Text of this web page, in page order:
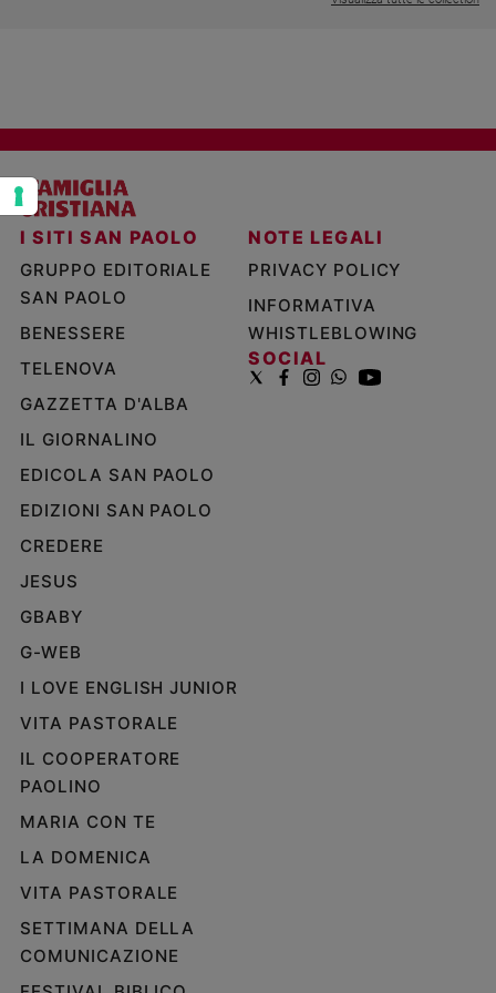
Pubblicità
Redazione
Social
I SITI SAN PAOLO
GRUPPO EDITORIALE
SAN PAOLO
BENESSERE
TELENOVA
GAZZETTA D'ALBA
IL GIORNALINO
EDICOLA SAN PAOLO
EDIZIONI SAN PAOLO
CREDERE
JESUS
GBABY
G-WEB
I LOVE ENGLISH JUNIOR
VITA PASTORALE
IL COOPERATORE
PAOLINO
MARIA CON TE
LA DOMENICA
VITA PASTORALE
SETTIMANA DELLA
COMUNICAZIONE
NOTE LEGALI
PRIVACY POLICY
INFORMATIVA
WHISTLEBLOWING
SOCIAL